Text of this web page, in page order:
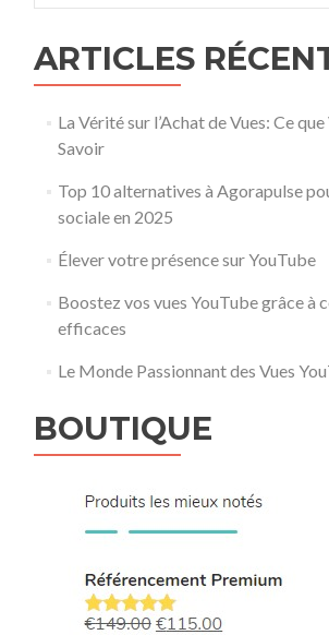
ARTICLES
La Vérité sur l’Achat de Vues: Ce
Savoir
Top 10 alternatives à Agorapulse
sociale en 2025
Élever votre présence sur YouTube
Boostez vos vues YouTube grâce à
efficaces
Le Monde Passionnant des Vues
BOUTIQUE